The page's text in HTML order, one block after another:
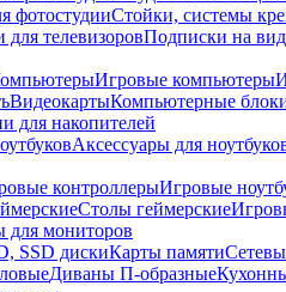
фотостудииСтойки, системы
для телевизоровПодписки на
Игровые компьютеры
ВидеокартыКомпьютерные
для накопителей
Аксессуары для
контроллерыИгровые
Столы геймерские
для мониторов
SSD дискиКарты памяти
Диваны П-образные